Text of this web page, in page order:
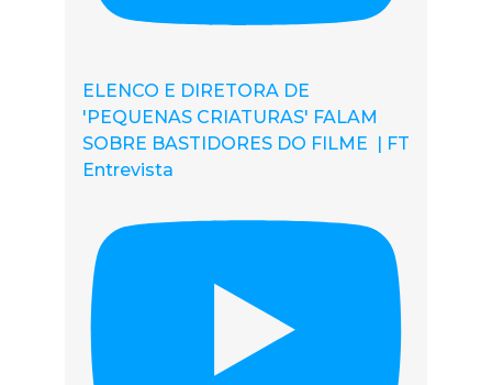
ELENCO E DIRETORA DE
'PEQUENAS CRIATURAS' FALAM
SOBRE BASTIDORES DO FILME | FT
Entrevista